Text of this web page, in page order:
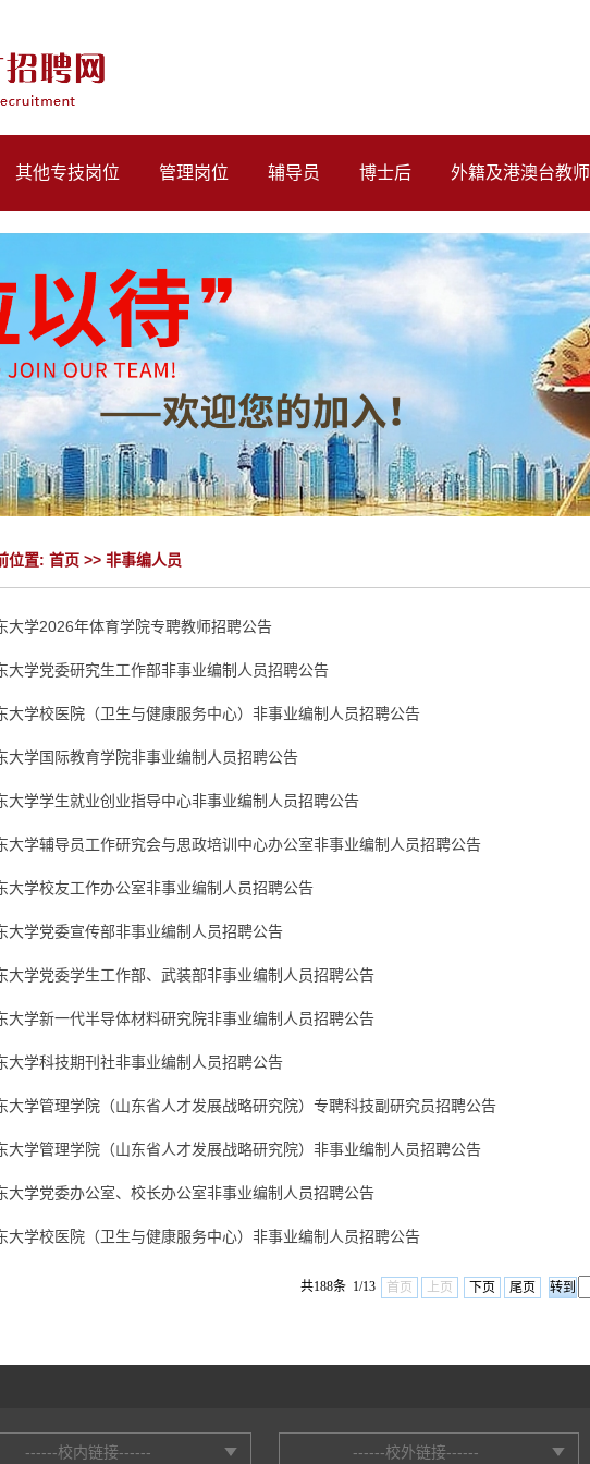
其他专技岗位 管理岗位 辅导员 博士后 外籍及港澳台教师
位置: 首页 >> 非事编人员
大学2026年体育学院专聘教师招聘公告
大学党委研究生工作部非事业编制人员招聘公告
大学校医院（卫生与健康服务中心）非事业编制人员招聘公告
大学国际教育学院非事业编制人员招聘公告
大学学生就业创业指导中心非事业编制人员招聘公告
大学辅导员工作研究会与思政培训中心办公室非事业编制人员招聘公告
大学校友工作办公室非事业编制人员招聘公告
大学党委宣传部非事业编制人员招聘公告
大学党委学生工作部、武装部非事业编制人员招聘公告
大学新一代半导体材料研究院非事业编制人员招聘公告
大学科技期刊社非事业编制人员招聘公告
大学管理学院（山东省人才发展战略研究院）专聘科技副研究员招聘公告
大学管理学院（山东省人才发展战略研究院）非事业编制人员招聘公告
大学党委办公室、校长办公室非事业编制人员招聘公告
大学校医院（卫生与健康服务中心）非事业编制人员招聘公告
共188条 1/13 首页 上页 下页 尾页
------校内链接------ ------校外链接------